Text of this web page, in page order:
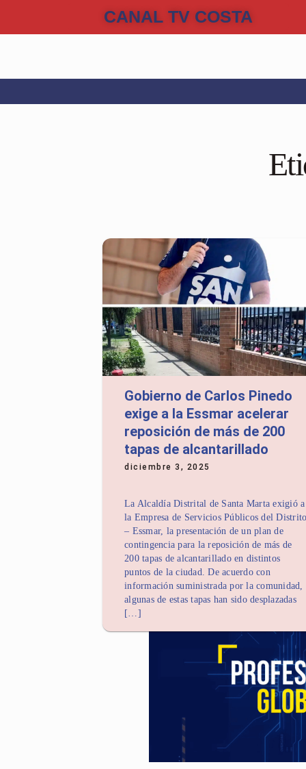
CANAL TV COSTA
Gobierno de Carlos Pinedo
exige a la Essmar acelerar
reposición de más de 200
tapas de alcantarillado
diciembre 3, 2025
La Alcaldía Distrital de Santa Marta exigió a
la Empresa de Servicios Públicos del Distrito
– Essmar, la presentación de un plan de
contingencia para la reposición de más de
200 tapas de alcantarillado en distintos
puntos de la ciudad. De acuerdo con
información suministrada por la comunidad,
algunas de estas tapas han sido desplazadas
[…]